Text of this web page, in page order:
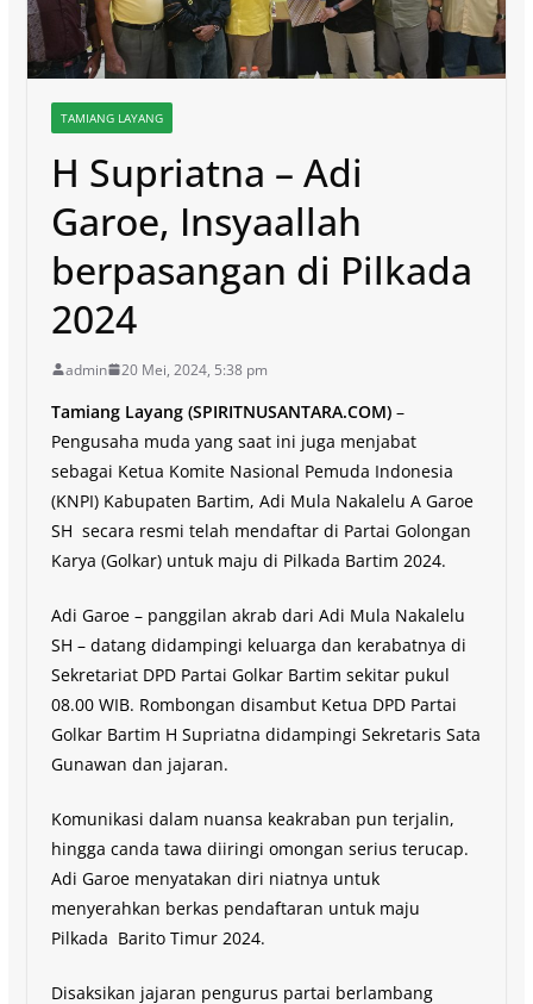
TAMIANG LAYANG
H Supriatna – Adi
Garoe, Insyaallah
berpasangan di Pilkada
2024
admin 20 Mei, 2024, 5:38 pm
Tamiang Layang (SPIRITNUSANTARA.COM)–
Pengusaha muda yang saat ini juga menjabat
sebagai Ketua Komite Nasional Pemuda Indonesia
(KNPI) Kabupaten Bartim, Adi Mula Nakalelu A Garoe
SH secara resmi telah mendaftar di Partai Golongan
Karya (Golkar) untuk maju di Pilkada Bartim 2024.
Adi Garoe – panggilan akrab dari Adi Mula Nakalelu
SH – datang didampingi keluarga dan kerabatnya di
Sekretariat DPD Partai Golkar Bartim sekitar pukul
08.00 WIB. Rombongan disambut Ketua DPD Partai
Golkar Bartim H Supriatna didampingi Sekretaris Sata
Gunawan dan jajaran.
Komunikasi dalam nuansa keakraban pun terjalin,
hingga canda tawa diiringi omongan serius terucap.
Adi Garoe menyatakan diri niatnya untuk
menyerahkan berkas pendaftaran untuk maju
Pilkada Barito Timur 2024.
Disaksikan jajaran pengurus partai berlambang